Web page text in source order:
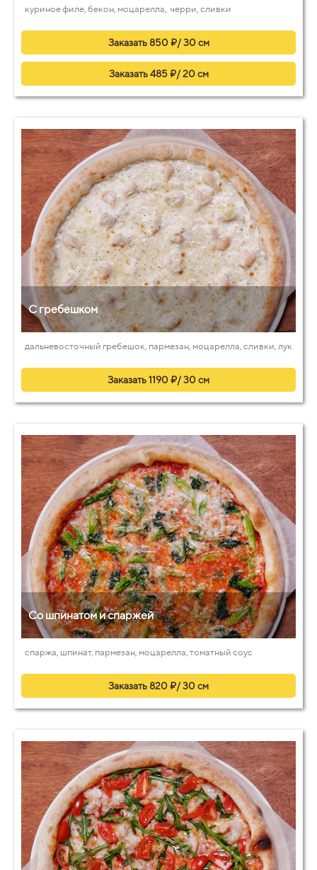
куриное филе, бекон, моцарелла, черри, сливки
Заказать 850 ₽/ 30 см
Заказать 485 ₽/ 20 см
С гребешком
дальневосточный гребешок, пармезан, моцарелла, сливки, лук
Заказать 1190 ₽/ 30 см
Со шпинатом и спаржей
спаржа, шпинат, пармезан, моцарелла, томатный соус
Заказать 820 ₽/ 30 см